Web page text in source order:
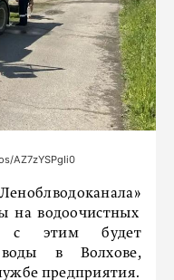
AZ7zYSPgIi0
Леноблводоканала»
на водоочистных
с этим будет
воды в Волхове,
предприятия.